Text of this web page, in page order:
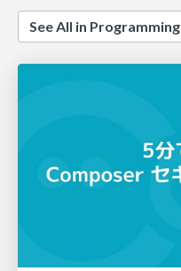
See All in Programming